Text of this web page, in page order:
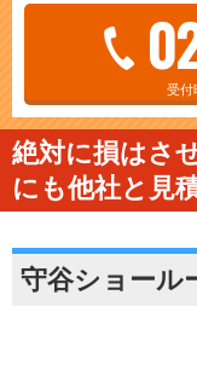
受付
絶対に損はさ
にも他社と見
守谷ショール